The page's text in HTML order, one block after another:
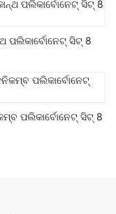
ପଲିକାର୍ବୋନେଟ୍ ସିଟ୍ 8
ପଲିକାର୍ବୋନେଟ୍ ସିଟ୍ 8